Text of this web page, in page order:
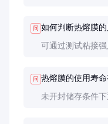
问 如何判断热熔膜的
可通过测试粘接
问 热熔膜的使用寿命
未开封储存条件